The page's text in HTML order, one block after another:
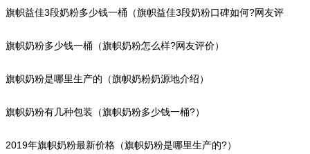
精的解析）
旗帜益佳3段奶粉多少钱一桶（旗帜益佳3段奶粉口碑如何?网友评
价）
旗帜奶粉多少钱一桶（旗帜奶粉怎么样?网友评价）
旗帜奶粉是哪里生产的（旗帜奶粉奶源地介绍）
旗帜奶粉有几种包装（旗帜奶粉多少钱一桶?）
2019年旗帜奶粉最新价格（旗帜奶粉是哪里生产的?）